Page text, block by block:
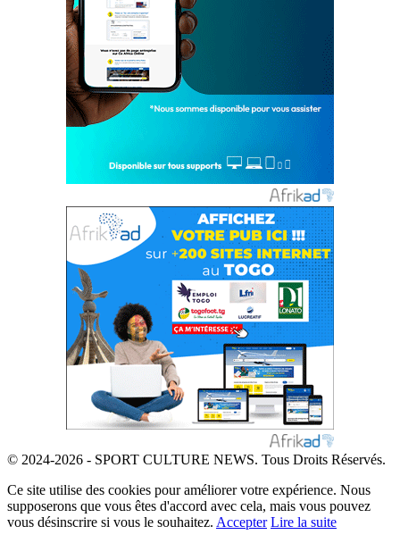
© 2024-2026 - SPORT CULTURE NEWS. Tous Droits Réservés.
Ce site utilise des cookies pour améliorer votre expérience. Nous
supposerons que vous êtes d'accord avec cela, mais vous pouvez
vous désinscrire si vous le souhaitez. Accepter Lire la suite